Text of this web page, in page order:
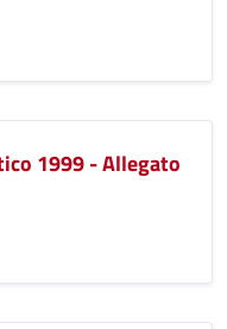
1999 - Allegato